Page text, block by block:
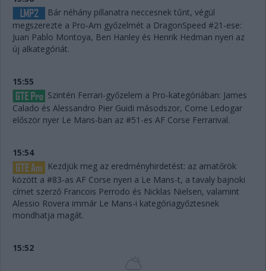
Bár néhány pillanatra neccesnek tűnt, végül
megszerezte a Pro-Am győzelmét a DragonSpeed #21-ese:
Juan Pablo Montoya, Ben Hanley és Henrik Hedman nyeri az
új alkategóriát.
15:55
Szintén Ferrari-győzelem a Pro-kategóriában: James
Calado és Alessandro Pier Guidi másodszor, Come Ledogar
először nyer Le Mans-ban az #51-es AF Corse Ferrarival.
15:54
Kezdjük meg az eredményhirdetést: az amatőrök
között a #83-as AF Corse nyeri a Le Mans-t, a tavaly bajnoki
címet szerző Francois Perrodo és Nicklas Nielsen, valamint
Alessio Rovera immár Le Mans-i kategóriagyőztesnek
mondhatja magát.
15:52